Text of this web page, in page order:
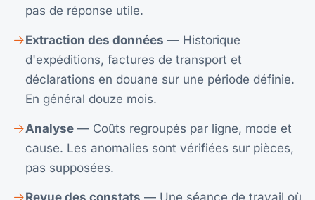
pas de réponse utile.
Extraction des données — Historique
d'expéditions, factures de transport et
déclarations en douane sur une période définie.
En général douze mois.
Analyse — Coûts regroupés par ligne, mode et
cause. Les anomalies sont vérifiées sur pièces,
pas supposées.
Revue des constats — Une séance de travail où